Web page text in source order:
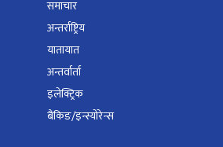
समाचार
अन्तर्राष्ट्रिय
यातायात
अन्तर्वार्ता
इलेक्ट्रिक
बैंकिङ/इन्स्योरेन्स